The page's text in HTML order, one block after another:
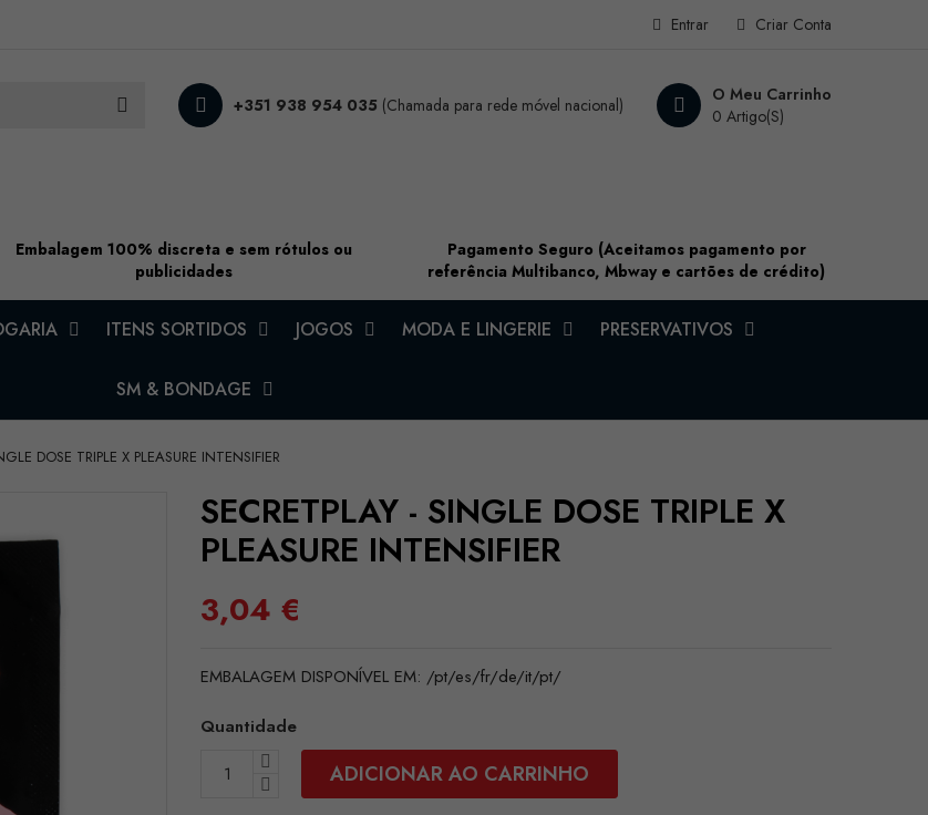
Criar Conta
Entrar
O Meu Carrinho
0 Artigo(s)
+351 938 954 035 (Chamada para rede móvel nacional)
Embalagem 100% discreta e sem rótulos ou
publicidades
Pagamento Seguro (Aceitamos pagamento por
referência Multibanco, Mbway e cartões de crédito)
ITENS SORTIDOS JOGOS MODA E LINGERIE PRESERVATIVOS
SM & BONDAGE
DOSE TRIPLE X PLEASURE INTENSIFIER
SECRETPLAY - SINGLE DOSE TRIPLE X
PLEASURE INTENSIFIER
3,04 €
EMBALAGEM DISPONÍVEL EM: /pt/es/fr/de/it/pt/
Quantidade
ADICIONAR AO CARRINHO